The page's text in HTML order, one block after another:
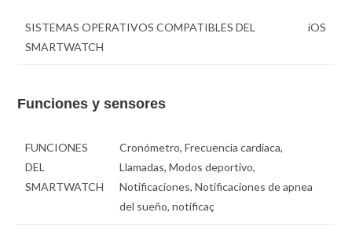
SISTEMAS OPERATIVOS COMPATIBLES DEL
SMARTWATCH
iOS
Funciones y sensores
FUNCIONES
DEL
SMARTWATCH
Cronómetro, Frecuencia cardiaca,
Llamadas, Modos deportivo,
Notificaciones, Notificaciones de apnea
del sueño, notificaç